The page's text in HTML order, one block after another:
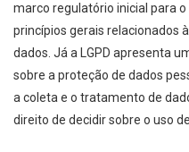
marco regulatório inicial para
princípios gerais relacionados
dados. Já a LGPD apresenta
sobre a proteção de dados
a coleta e o tratamento de
direito de decidir sobre o uso